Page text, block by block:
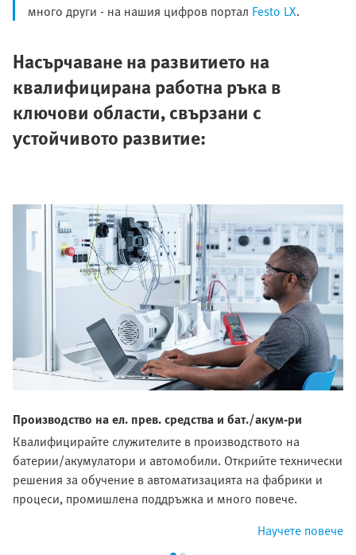
много други - на нашия цифров портал Festo LX.
Насърчаване на развитието на
квалифицирана работна ръка в
ключови области, свързани с
устойчивото развитие:
Производство на ел. прев. средства и бат./акум-ри
Квалифицирайте служителите в производството на
батерии/акумулатори и автомобили. Открийте технически
решения за обучение в автоматизацията на фабрики и
процеси, промишлена поддръжка и много повече.
Научете повече